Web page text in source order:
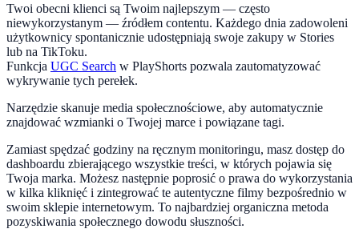
Twoi obecni klienci są Twoim najlepszym — często
niewykorzystanym — źródłem contentu. Każdego dnia zadowoleni
użytkownicy spontanicznie udostępniają swoje zakupy w Stories
lub na TikToku.
Funkcja UGC Search w PlayShorts pozwala zautomatyzować
wykrywanie tych perełek.
Narzędzie skanuje media społecznościowe, aby automatycznie
znajdować wzmianki o Twojej marce i powiązane tagi.
Zamiast spędzać godziny na ręcznym monitoringu, masz dostęp do
dashboardu zbierającego wszystkie treści, w których pojawia się
Twoja marka. Możesz następnie poprosić o prawa do wykorzystania
w kilka kliknięć i zintegrować te autentyczne filmy bezpośrednio w
swoim sklepie internetowym. To najbardziej organiczna metoda
pozyskiwania społecznego dowodu słuszności.